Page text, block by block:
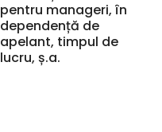
pentru manageri, în
dependență de
apelant, timpul de
lucru, ș.a.